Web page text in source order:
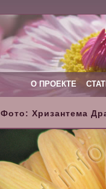
О ПРОЕКТЕ
Фото: Хризантема